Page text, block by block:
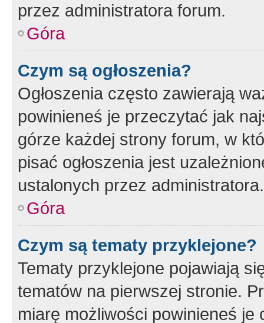
przez administratora forum.
Góra
Czym są ogłoszenia?
Ogłoszenia często zawierają
powinieneś je przeczytać jak
górze każdej strony forum, w
pisać ogłoszenia jest
ustalonych przez administratora.
Góra
Czym są tematy przyklejone?
Tematy przyklejone pojawiają
tematów na pierwszej stronie.
miarę możliwości powinieneś je